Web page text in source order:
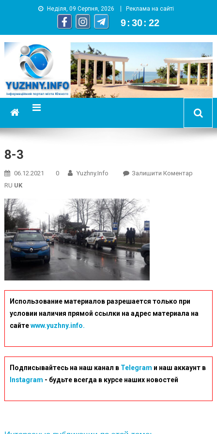
Неділя, 09 Серпня, 2026 Реклама на сайті
9 : 30 : 23
YUZHNY.INFO
информационный портал города Южный
8-3
06.12.2021 0 Yuzhny.info Залишити КоментарOn
RU UK
Использование материалов разрешается только при
условии наличия прямой ссылки на адрес материала на
сайтеwww.yuzhny.info.
Подписывайтесь на наш канал в Telegram и наш аккаунт в
Instagram - будьте всегда в курсе наших новостей